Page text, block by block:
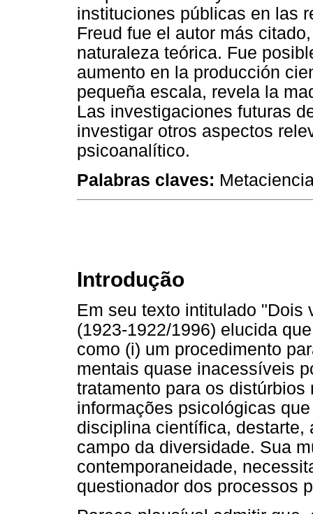
instituciones públicas en las
Freud fue el autor más
naturaleza teórica. Fue
aumento en la producción
pequeña escala, revela la
Las investigaciones futuras
investigar otros aspectos
psicoanalítico.
Palabras claves:
Introdução
Em seu texto intitulado "Dois
(1923-1922/1996) elucida
como (i) um procedimento
mentais quase inacessíveis
tratamento para os
informações psicológicas
disciplina científica, destarte,
campo da diversidade. Sua
contemporaneidade,
questionador dos processos